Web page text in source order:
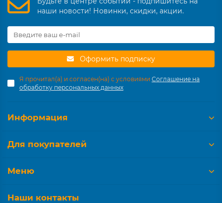
наши новости! Новинки, скидки, акции.
Оформить подписку
Я прочитал(а) и согласен(на) с условиями Соглашение на
обработку персональных данных
Информация
Для покупателей
Меню
Наши контакты